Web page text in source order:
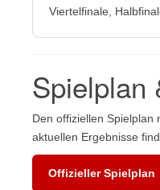
Viertelfinale,
Spielplan
Den offiziellen Spielplan
aktuellen Ergebnisse
Offizieller Spielplan